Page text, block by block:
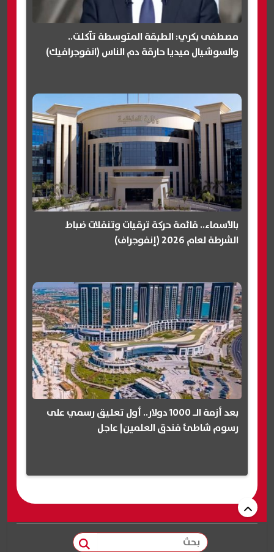
مصطفى بكري: الطبقة المتوسطة تآكلت..
والسوشيال ميديا حارقة دم الناس (انفوجرافيك)
بالأسماء.. قائمة حركة ترقيات وتنقلات ضباط
الشرطة لعام 2026 (إنفوجراف)
بعد أزمة الـ 1000 دولار.. أول تعليق رسمي على
رسوم شاطئ فندق العلمين| عاجل
بحث